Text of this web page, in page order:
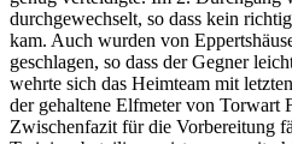
durchgewechselt, so dass kein
kam. Auch wurden von
geschlagen, so dass der Gegner
wehrte sich das Heimteam mit
der gehaltene Elfmeter von Torwart
Zwischenfazit für die Vorbereitung